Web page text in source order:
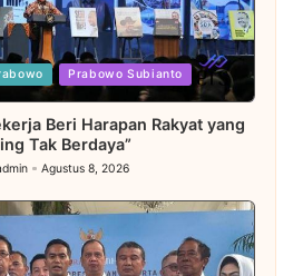
Prabowo Subianto
Beri Harapan Rakyat yang
Tak Berdaya”
Agustus 8, 2026